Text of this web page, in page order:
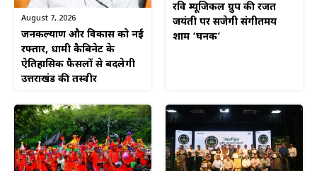
August 7, 2026
जनकल्याण और विकास को नई
रफ्तार, धामी कैबिनेट के
ऐतिहासिक फैसलों से बदलेगी
उत्तराखंड की तस्वीर
रवि म्यूजिकल ग्रुप की रजत
जयंती पर सजेगी संगीतमय
शाम ‘घनक’